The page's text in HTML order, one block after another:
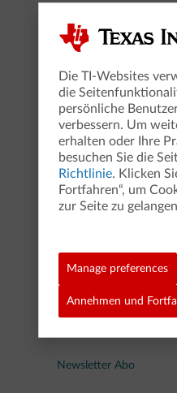
TI-Nspire™ CX
Die Wahl des richtigen
Alles für die Schule
Attraktive Angebote
Materialdatenbank
T³ Fortbildungen
Veranstaltungen
TI Schulberater
Newsletter Abo
Die TI-Websites
die
persönliche
verbessern. Um
erhalten oder Ihre
besuchen Sie die
Richtlinie. Klicken
Fortfahren“, um
zur Seite zu
Manage preferences
Annehmen und